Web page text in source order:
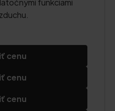
funkciami
cenu
cenu
cenu